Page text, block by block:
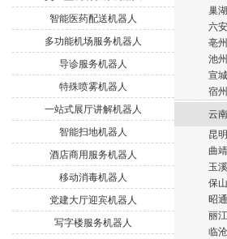
智能医药配送机器人
多功能机场服务机器人
导诊服务机器人
特殊喷雾机器人
一站式展厅讲解机器人
智能扫地机器人
酒店商用服务机器人
移动消毒机器人
党建大厅迎宾机器人
写字楼服务机器人
巢
六
亳
池
宣
宿
云
昆
曲
玉
保
昭
丽
临